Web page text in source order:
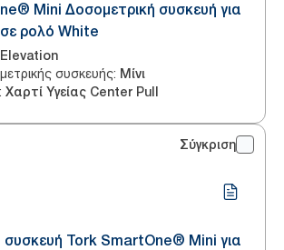
Mini Δοσομετρική συσκευή για
σε ρολό White
Elevation
συσκευής: Μίνι
: Χαρτί Υγείας Center Pull
Σύγκριση
συσκευή Tork SmartOne® Mini για